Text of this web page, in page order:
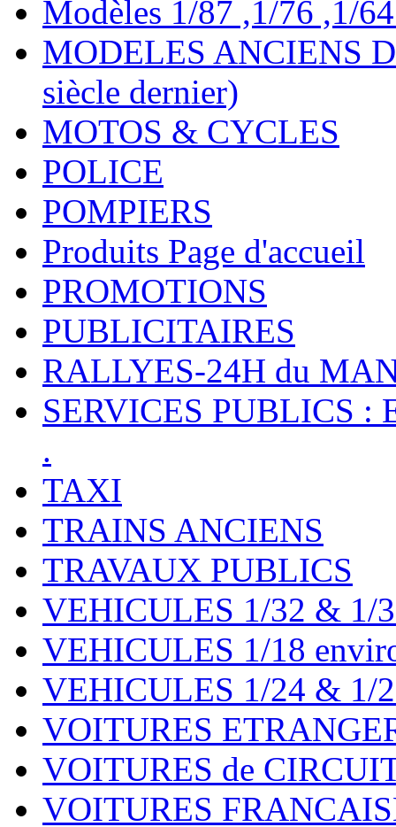
Modèles 1/87 ,1/76 ,1/
MODELES ANCIENS
siècle dernier)
MOTOS & CYCLES
POLICE
POMPIERS
Produits Page d'accueil
PROMOTIONS
PUBLICITAIRES
RALLYES-24H du
SERVICES PUBLICS :
.
TAXI
TRAINS ANCIENS
TRAVAUX PUBLICS
VEHICULES 1/32 & 1/
VEHICULES 1/18
VEHICULES 1/24 & 1/
VOITURES
VOITURES de
VOITURES